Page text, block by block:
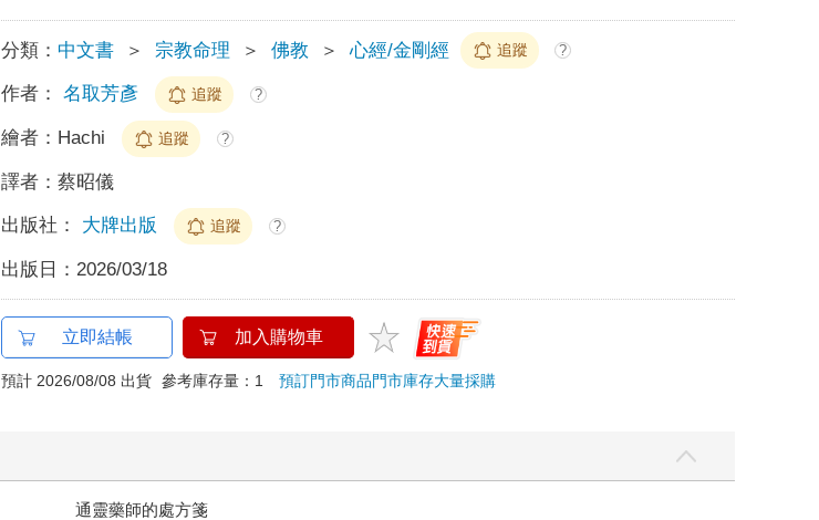
分類： 中文書 ＞ 宗教命理 ＞ 佛教 ＞ 心經/金剛經 追蹤 ?
作者： 名取芳彥 追蹤 ?
繪者： Hachi 追蹤 ?
譯者：蔡昭儀
出版社： 大牌出版 追蹤 ?
出版日： 2026/03/18
立即結帳 加入購物車
預計 2026/08/08 出貨 參考庫存量：1預訂門市商品門市庫存大量採購
通靈藥師的處方箋